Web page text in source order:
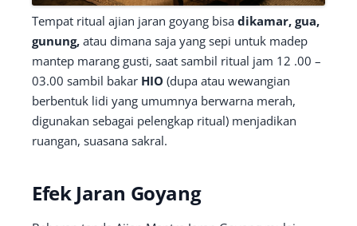
Tempat ritual ajian jaran goyang bisa dikamar, gua,
gunung, atau dimana saja yang sepi untuk madep
mantep marang gusti, saat sambil ritual jam 12 .00 –
03.00 sambil bakar HIO (dupa atau wewangian
berbentuk lidi yang umumnya berwarna merah,
digunakan sebagai pelengkap ritual) menjadikan
ruangan, suasana sakral.
Efek Jaran Goyang